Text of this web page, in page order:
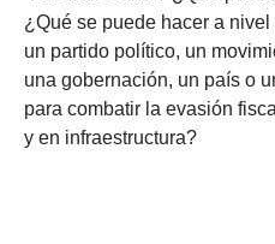
¿Qué se puede hacer a
un partido político, un
una gobernación, un país o
para combatir la evasión
y en infraestructura?